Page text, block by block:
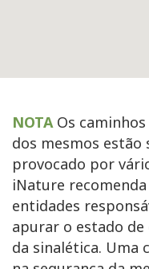
NOTA Os
dos mesmos estão
provocado por
iNature
entidades
apurar o estado de
da sinalética. Uma